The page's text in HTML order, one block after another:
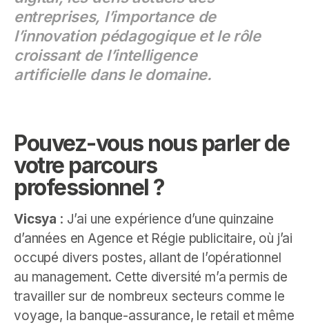
entreprises, l’importance de
l’innovation pédagogique et le rôle
croissant de l’intelligence
artificielle dans le domaine.
Pouvez-vous nous parler de
votre parcours
professionnel ?
Vicsya : J’ai une expérience d’une quinzaine
d’années en Agence et Régie publicitaire, où j’ai
occupé divers postes, allant de l’opérationnel
au management. Cette diversité m’a permis de
travailler sur de nombreux secteurs comme le
voyage, la banque-assurance, le retail et même